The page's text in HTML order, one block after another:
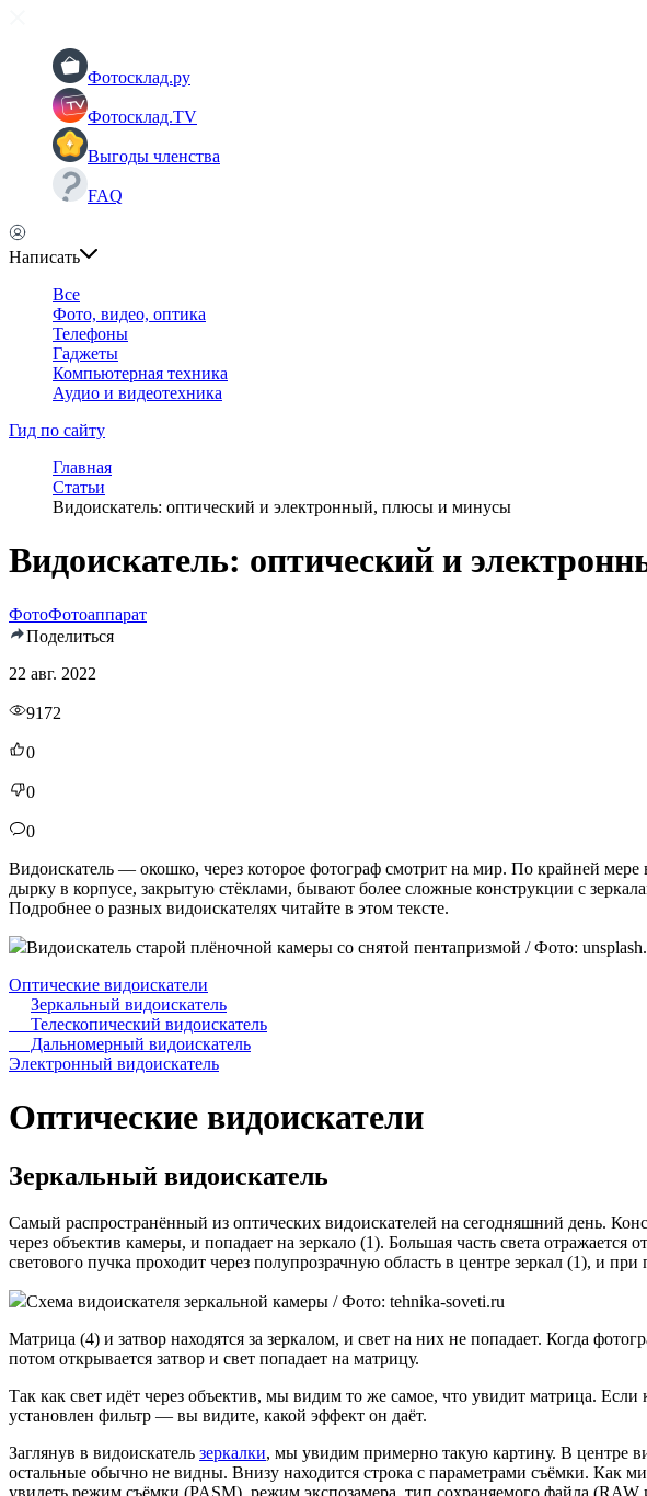
Фотосклад.ру
Фотосклад.TV
Выгоды членства
FAQ
Написать
Все
Фото, видео, оптика
Телефоны
Гаджеты
Компьютерная техника
Аудио и видеотехника
Гид по сайту
Главная
Статьи
Видоискатель: оптический и электронный, плюсы и минусы
Видоискатель: оптический и
ФотоФотоаппарат
Поделиться
22 авг. 2022
9172
0
0
0
Видоискатель — окошко, через которое фотограф смотрит на мир. По крайней
дырку в корпусе, закрытую стёклами, бывают более сложные конструкции с
Подробнее о разных видоискателях читайте в этом тексте.
Видоискатель старой плёночной камеры со снятой пентапризмой / Фото:
Оптические видоискатели
Зеркальный видоискатель
Телескопический видоискатель
Дальномерный видоискатель
Электронный видоискатель
Оптические видоискатели
Зеркальный видоискатель
Самый распространённый из оптических видоискателей на сегодняшний день.
через объектив камеры, и попадает на зеркало (1). Большая часть света
светового пучка проходит через полупрозрачную область в центре зеркал (1), и
Схема видоискателя зеркальной камеры / Фото: tehnika-soveti.ru
Матрица (4) и затвор находятся за зеркалом, и свет на них не попадает. Когда
потом открывается затвор и свет попадает на матрицу.
Так как свет идёт через объектив, мы видим то же самое, что увидит матрица.
установлен фильтр — вы видите, какой эффект он даёт.
Заглянув в видоискатель зеркалки, мы увидим примерно такую картину. В центре
остальные обычно не видны. Внизу находится строка с параметрами съёмки. Как
увидеть режим съёмки (PASM), режим экспозамера, тип сохраняемого файла